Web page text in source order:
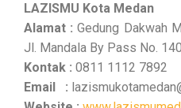
LAZISMU Kota Medan
Alamat : Gedung Dakwah
Jl. Mandala By Pass No.
Kontak : 0811 1112 7892
Email :